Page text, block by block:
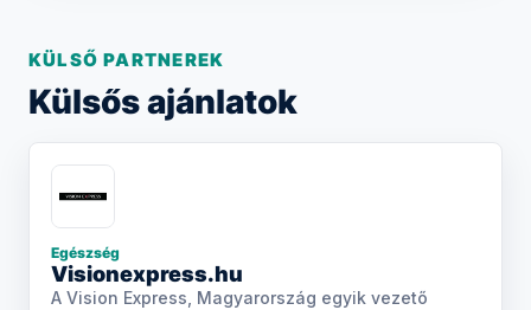
KÜLSŐ PARTNEREK
Külsős ajánlatok
Egészség
Visionexpress.hu
A Vision Express, Magyarország egyik vezető